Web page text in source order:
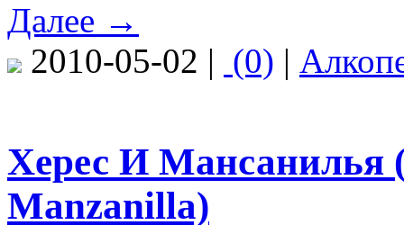
Далее →
2010-05-02 | (0) |
Херес И Мансанилья
Manzanilla)